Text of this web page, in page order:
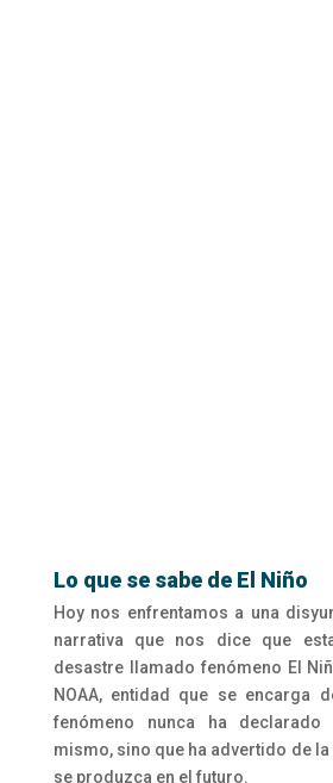
Lo que se sabe de El Niño
Hoy nos enfrentamos a una
narrativa que nos dice que
desastre llamado fenómeno El
NOAA, entidad que se encarga
fenómeno nunca ha declarado
mismo, sino que ha advertido de
se produzca en el futuro.